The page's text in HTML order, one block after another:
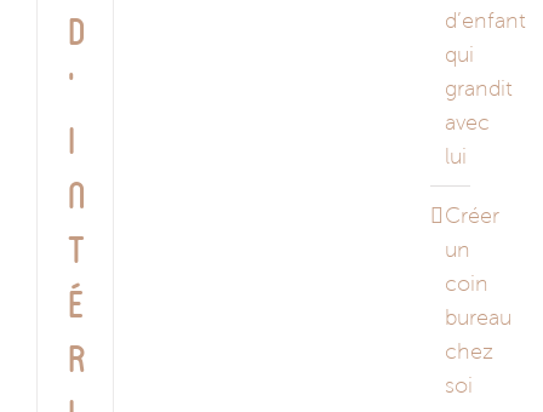
d
’
n
t
é
r
d’enfant
qui
grandit
avec
lui
Créer
un
coin
bureau
chez
soi